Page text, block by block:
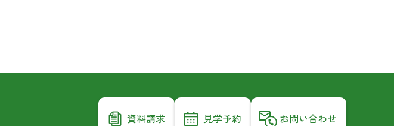
資料請求 見学予約 お問い合わせ